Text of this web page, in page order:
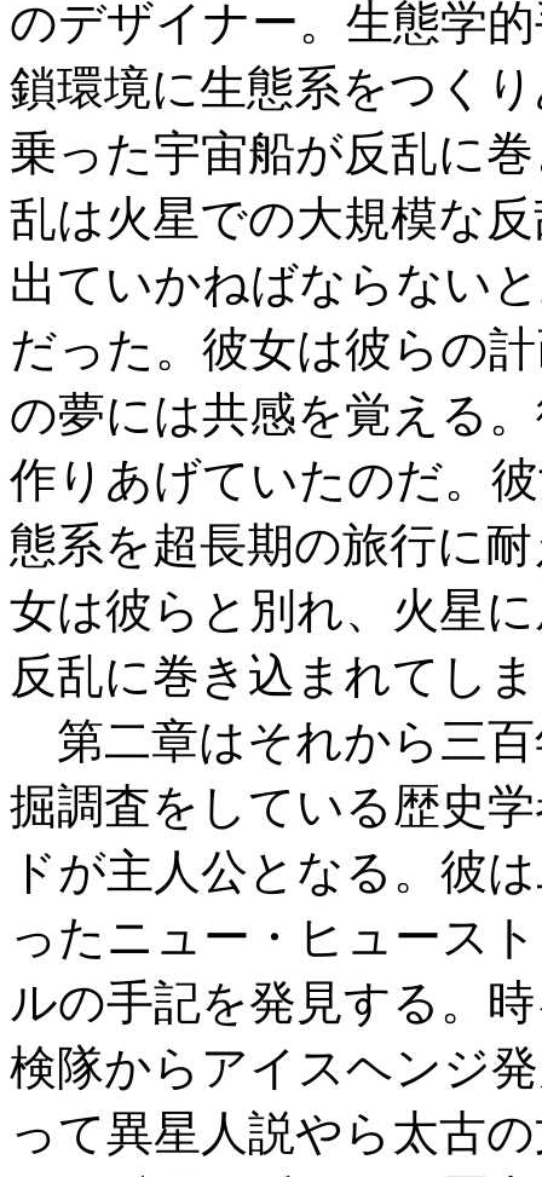
のデザイナー。生態学
鎖環境に生態系をつく
乗った宇宙船が反乱に
乱は火星での大規模な
出ていかねばならない
だった。彼女は彼らの
の夢には共感を覚える
作りあげていたのだ。
態系を超長期の旅行に
女は彼らと別れ、火星
反乱に巻き込まれてし
第二章はそれから三百
掘調査をしている歴史
ドが主人公となる。彼
ったニュー・ヒュース
ルの手記を発見する。
検隊からアイスヘンジ
って異星人説やら太古